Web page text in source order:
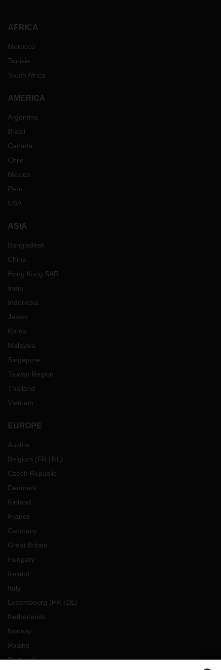
AFRICA
Morocco
Tunisia
South Africa
AMERICA
Argentina
Brazil
Canada
Chile
Mexico
Peru
USA
ASIA
Bangladesh
China
Hong Kong SAR
India
Indonesia
Japan
Korea
Malaysia
Singapore
Taiwan Region
Thailand
Vietnam
EUROPE
Austria
Belgium (FR NL )
Czech Republic
Denmark
Finland
France
Germany
Great Britain
Hungary
Ireland
Italy
Luxembourg (FR DE)
Netherlands
Norway
Poland
Portugal